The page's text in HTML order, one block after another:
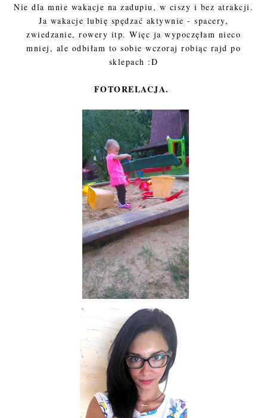
Nie dla mnie wakacje na zadupiu, w ciszy i bez atrakcji.
Ja wakacje lubię spędzać aktywnie - spacery,
zwiedzanie, rowery itp. Więc ja wypoczęłam nieco
mniej, ale odbiłam to sobie wczoraj robiąc rajd po
sklepach :D
FOTORELACJA.